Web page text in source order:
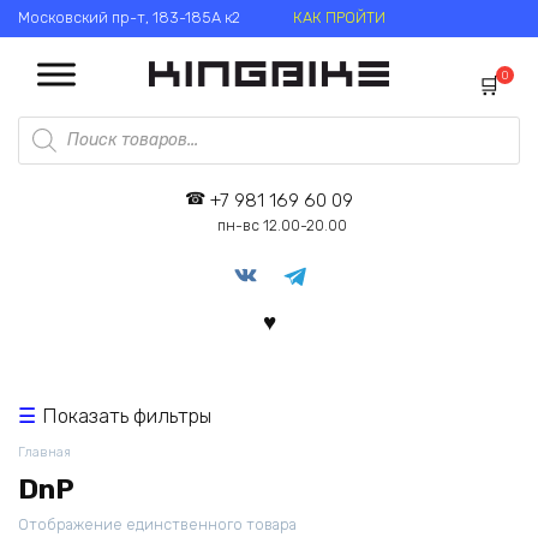
Перейти
к
содержанию
Московский пр-т, 183-185А к2 КАК ПРОЙТИ
Поиск
товаров
0
+7 981 169 60 09
пн-вс 12.00-20.00
Главная
DnP
Отображение единственного товара
Показать фильтры